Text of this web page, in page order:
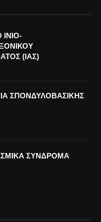
(ΙΑΣ)
ΣΠΟΝΔΥΛΟΒΑΣΙΚΗΣ
ΣΥΝΔΡΟΜΑ